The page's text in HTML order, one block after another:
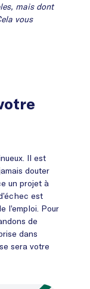
mais dont
vous
Il est
douter
un projet à
est
l’emploi. Pour
de
dans
sera votre